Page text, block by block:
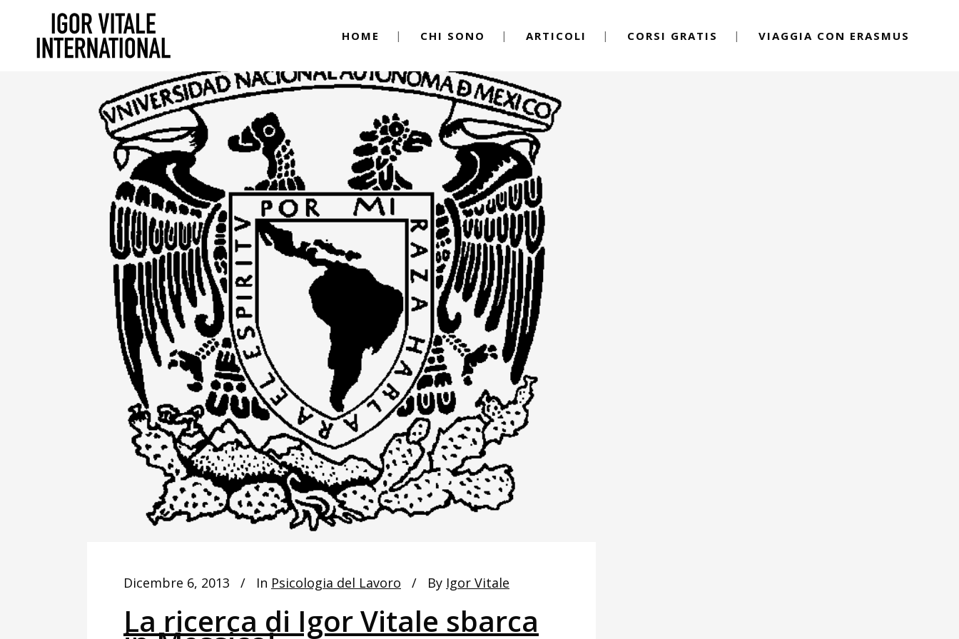
HOME CHI SONO ARTICOLI CORSI GRATIS VIAGGIA CON ERASMUS
Dicembre 6, 2013 In Psicologia del Lavoro By Igor Vitale
La ricerca di Igor Vitale sbarca